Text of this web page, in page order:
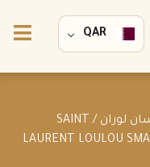
QAR
لوران
/ SAINT
LAURENT LOULOU